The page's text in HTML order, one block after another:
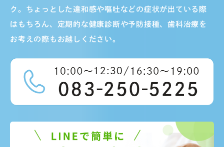
ク。ちょっとした違和感や嘔吐などの症状が出ている際
はもちろん、定期的な健康診断や予防接種、歯科治療を
お考えの際もお越しください。